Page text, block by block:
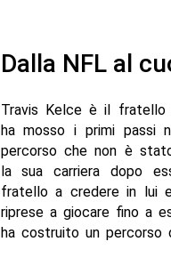
Dalla NFL al
Travis Kelce è il fratello
ha mosso i primi passi
percorso che non è
la sua carriera dopo
fratello a credere in lui
riprese a giocare fino a
ha costruito un percorso